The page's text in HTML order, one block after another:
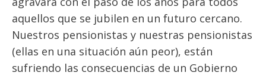
aquellos que se jubilen en un futuro cercano.
Nuestros pensionistas y nuestras pensionistas
(ellas en una situación aún peor), están
sufriendo las consecuencias de un Gobierno